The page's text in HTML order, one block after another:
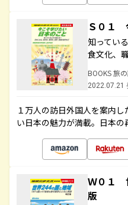
Ｓ０１
知ってい
食文化、
BOOKS 旅
2022.07.21
１万人の訪日外国人を案内
い日本の魅力が満載。日本の
Ｗ０１
版